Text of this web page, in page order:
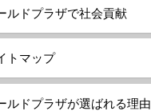
ルドプラザで社会貢献
トマップ
ルドプラザが選ばれる理由